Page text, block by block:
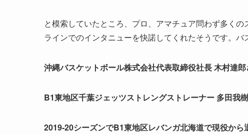
と模索していたところ、 プロ、アマチュア問わず多く
ラインでのインタニューを快諾してくれたそうです。 バ
沖縄バスケットボール株式会社代表取締役社長 木村達
B1東地区千葉ジェッツストレングストレーナー 多田我
2019-20シーズンでB1東地区レバンガ北海道で現役から